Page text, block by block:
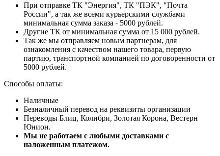
При отправке ТК "Энергия", ТК "ПЭК", "Почта
России", а так же всеми курьерскими службами
минимальная сумма заказа - 5000 рублей.
Другие ТК от минимальная сумма от 15 000 рублей.
Так же мы отправляем новым партнерам, для
ознакомления с качеством нашего товара, первую
партию, транспортной компанией по договоренности от
5000 рублей.
Способы оплаты:
Наличные
Безналичный перевод на реквизиты организации
Переводы Блиц, Колибри, Золотая Корона, Вестерн
Юнион.
Мы не работаем с любыми доставками с
наложенным платежом.